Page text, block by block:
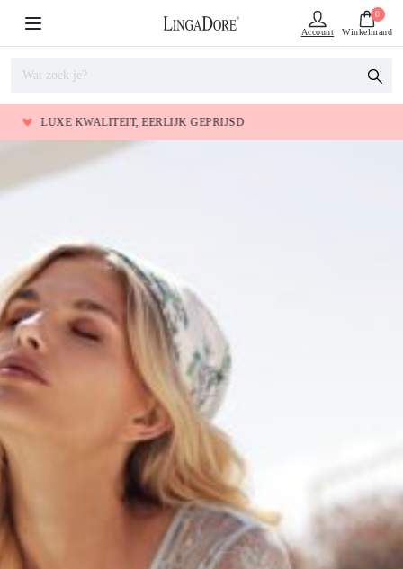
Account
0
Winkelmand
EERLIJK GEPRIJSD